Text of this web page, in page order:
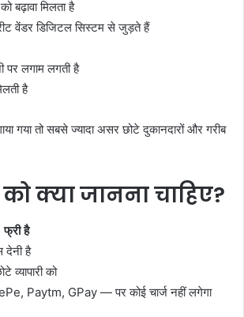
बढ़ावा मिलता है
वेंडर डिजिटल सिस्टम से जुड़ते हैं
पर लगाम लगती है
है
गया तो सबसे ज्यादा असर छोटे दुकानदारों और गरीब
क्या जानना चाहिए?
है
देनी है
व्यापारी को
Paytm, GPay — पर कोई चार्ज नहीं लगेगा